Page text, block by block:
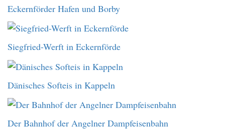
Eckernförder Hafen und Borby
Siegfried-Werft in Eckernförde
Dänisches Softeis in Kappeln
Der Bahnhof der Angelner Dampfeisenbahn